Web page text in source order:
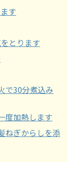
す
とります
で30分煮込み
度加熱します
ねぎからしを添